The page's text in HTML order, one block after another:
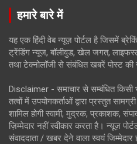
हमारे बारे में
यह एक हिंदी वेब न्यूज़ पोर्टल है जिसमें
ट्रेंडिंग न्यूज, बॉलीवुड, खेल जगत,
तथा टेक्नोलॉजी से संबंधित खबरें पोस्ट की
Disclaimer - समाचार से सम्बंधित
तत्वों में उपयोगकर्ताओं द्वारा प्रस्तुत
शामिल होगी स्वामी, मुद्रक, प्रकाशक,
ज़िम्मेदार नहीं स्वीकार करता है। न्यूज़
संवाददाता / खबर देने वाला स्वयं